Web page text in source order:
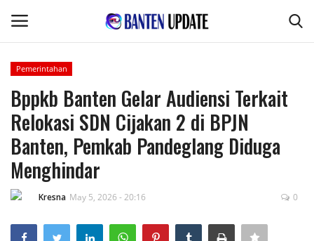
Home
Pertanian & Kehutanan
Kode Etik Jurnalistik
Desa & Kelurahan
Pemerintahan
Bppkb Banten Gelar Audiensi Terkait
Relokasi SDN Cijakan 2 di BPJN
Banten, Pemkab Pandeglang Diduga
Menghindar
Kresna May 5, 2026 - 20:16 0